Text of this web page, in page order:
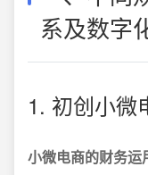
系及数字
1. 初创小微
小微电商的财务运